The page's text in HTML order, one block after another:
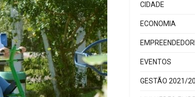
CIDADE
ECONOMIA
EVENTOS
GESTÃO 2021/